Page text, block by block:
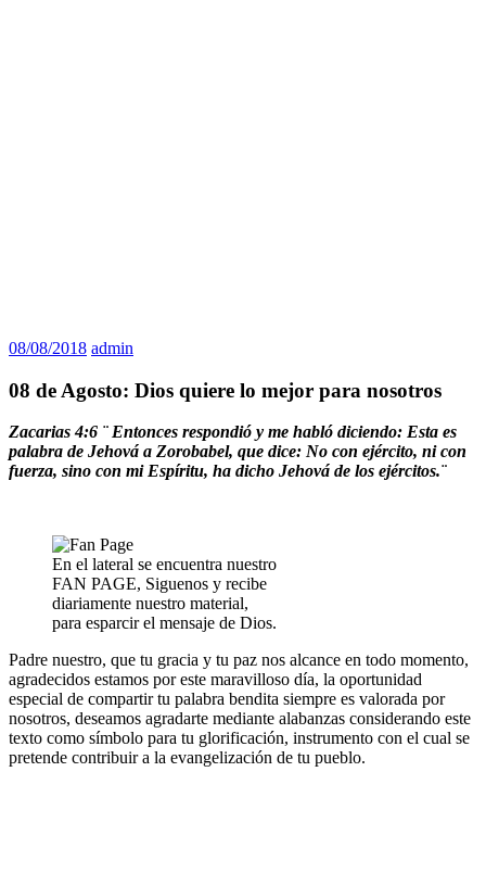
08/08/2018 admin
08 de Agosto: Dios quiere lo mejor para nosotros
Zacarias 4:6 ¨ Entonces respondió y me habló diciendo: Esta es
palabra de Jehová a Zorobabel, que dice: No con ejército, ni con
fuerza, sino con mi Espíritu, ha dicho Jehová de los ejércitos.¨
En el lateral se encuentra nuestro
FAN PAGE, Siguenos y recibe
diariamente nuestro material,
para esparcir el mensaje de Dios.
Padre nuestro, que tu gracia y tu paz nos alcance en todo momento,
agradecidos estamos por este maravilloso día, la oportunidad
especial de compartir tu palabra bendita siempre es valorada por
nosotros, deseamos agradarte mediante alabanzas considerando este
texto como símbolo para tu glorificación, instrumento con el cual se
pretende contribuir a la evangelización de tu pueblo.